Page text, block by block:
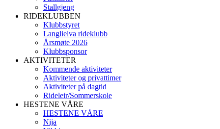
Stallgjeng
RIDEKLUBBEN
Klubbstyret
Langlielva rideklubb
Årsmøte 2026
Klubbsponsor
AKTIVITETER
Kommende aktiviteter
Aktiviteter og privattimer
Aktiviteter på dagtid
Rideleir/Sommerskole
HESTENE VÅRE
HESTENE VÅRE
Nija